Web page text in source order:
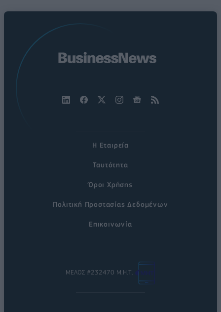
Η Εταιρεία
Ταυτότητα
Όροι Χρήσης
Πολιτική Προστασίας Δεδομένων
Επικοινωνία
ΜΕΛΟΣ #232470 Μ.Η.Τ.